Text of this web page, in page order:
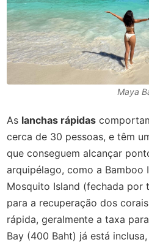
Maya
As lanchas rápidas
cerca de 30 pessoas, e têm
que conseguem alcançar
arquipélago, como a Bamboo
Mosquito Island (fechada por
para a recuperação dos
rápida, geralmente a taxa
Bay (400 Baht) já está